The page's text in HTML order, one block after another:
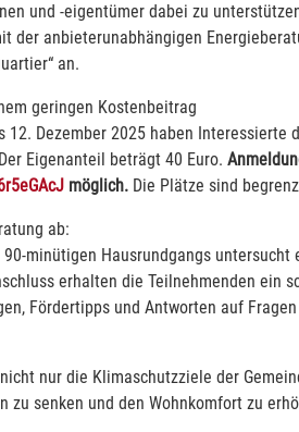
und -eigentümer dabei zu
der anbieterunabhängigen
an.
geringen Kostenbeitrag
12. Dezember 2025 haben
Eigenanteil beträgt 40 Euro.
möglich. Die Plätze sind
ab:
90-minütigen Hausrundgangs
erhalten die Teilnehmenden ein
Fördertipps und Antworten auf
nur die Klimaschutzziele der
zu senken und den Wohnkomfort zu